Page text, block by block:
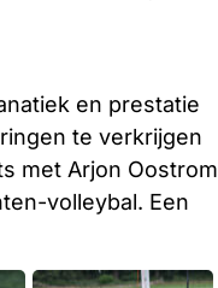
en prestatie
te verkrijgen
met Arjon Oostrom
volleybal. Een